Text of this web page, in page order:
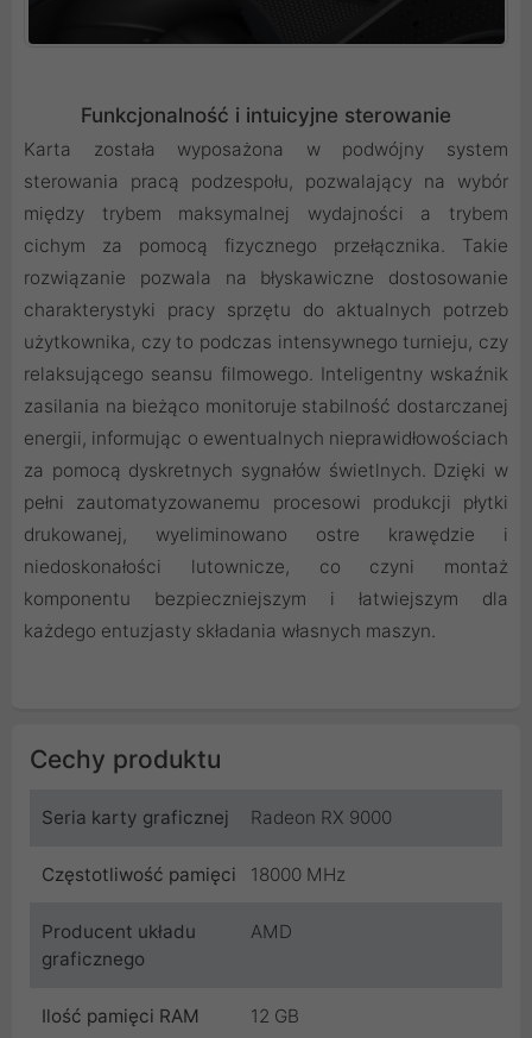
Funkcjonalność i intuicyjne sterowanie
Karta została wyposażona w podwójny system
sterowania pracą podzespołu, pozwalający na wybór
między trybem maksymalnej wydajności a trybem
cichym za pomocą fizycznego przełącznika. Takie
rozwiązanie pozwala na błyskawiczne dostosowanie
charakterystyki pracy sprzętu do aktualnych potrzeb
użytkownika, czy to podczas intensywnego turnieju, czy
relaksującego seansu filmowego. Inteligentny wskaźnik
zasilania na bieżąco monitoruje stabilność dostarczanej
energii, informując o ewentualnych nieprawidłowościach
za pomocą dyskretnych sygnałów świetlnych. Dzięki w
pełni zautomatyzowanemu procesowi produkcji płytki
drukowanej, wyeliminowano ostre krawędzie i
niedoskonałości lutownicze, co czyni montaż
komponentu bezpieczniejszym i łatwiejszym dla
każdego entuzjasty składania własnych maszyn.
Cechy produktu
Seria karty graficznej Radeon RX 9000
Częstotliwość pamięci 18000 MHz
Producent układu
graficznego
AMD
Ilość pamięci RAM 12 GB